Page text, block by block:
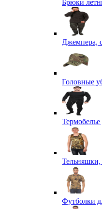
Брюки
Джемпера,
Головные
Футболки